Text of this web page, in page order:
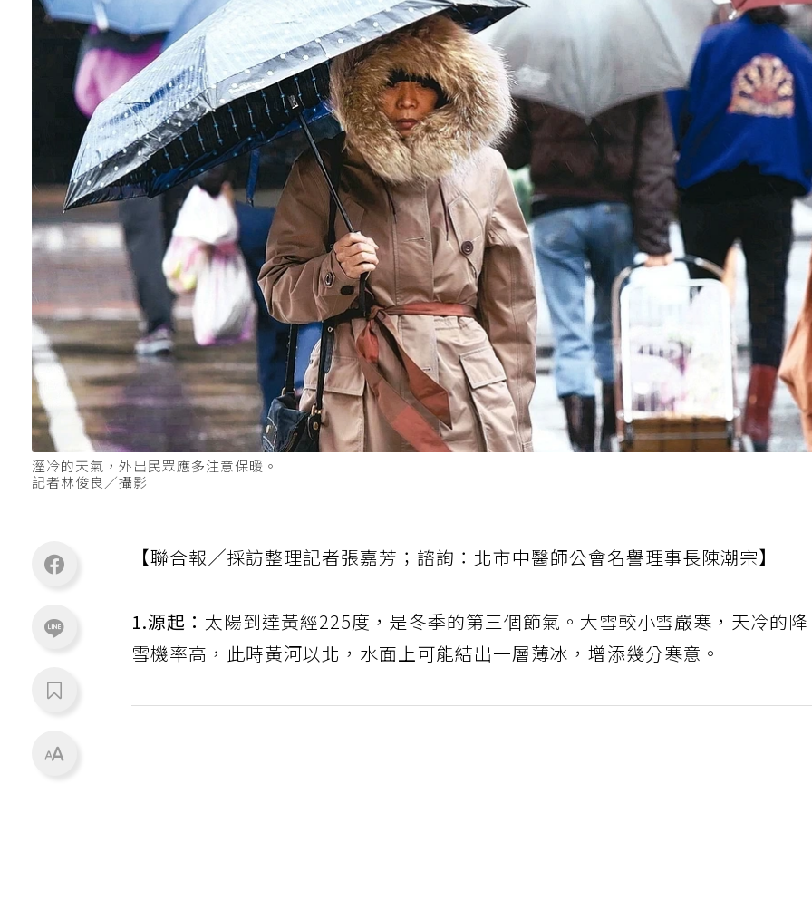
溼冷的天氣，外出民眾應多注意保暖。
記者林俊良／攝影
【聯合報╱採訪整理記者張嘉芳；諮詢：北市中醫師公會名譽理事長陳潮宗】
1.源起： 太陽到達黃經225度，是冬季的第三個節氣。大雪較小雪嚴寒，天冷的降
雪機率高，此時黃河以北，水面上可能結出一層薄冰，增添幾分寒意。